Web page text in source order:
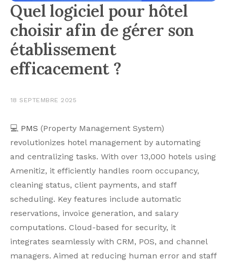
Quel logiciel pour hôtel
choisir afin de gérer son
établissement
efficacement ?
18 SEPTEMBRE 2025
💻 PMS (Property Management System)
revolutionizes hotel management by automating
and centralizing tasks. With over 13,000 hotels using
Amenitiz, it efficiently handles room occupancy,
cleaning status, client payments, and staff
scheduling. Key features include automatic
reservations, invoice generation, and salary
computations. Cloud-based for security, it
integrates seamlessly with CRM, POS, and channel
managers. Aimed at reducing human error and staff